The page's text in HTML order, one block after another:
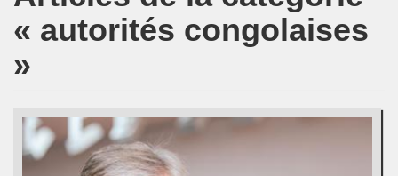
« autorités congolaises
»